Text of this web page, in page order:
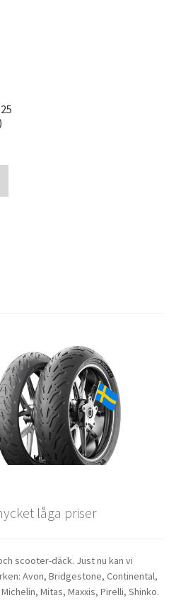
låga priser
scooter-däck. Just nu kan vi
Avon, Bridgestone, Continental,
Mitas, Maxxis, Pirelli, Shinko.